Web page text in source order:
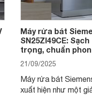
Máy rửa bát
SN25ZI49CE:
trọng, chuẩn
21/09/2025
Máy rửa bát
xuất hiện như một